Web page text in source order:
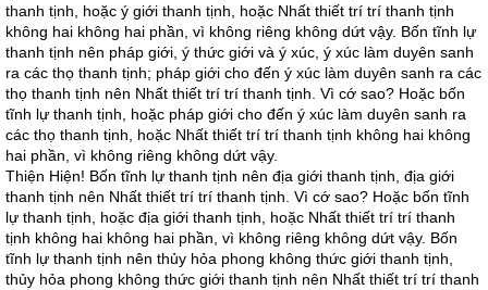
thanh tịnh, hoặc ý giới thanh tịnh, hoặc Nhất thiết trí trí thanh tịnh
không hai không hai phần, vì không riêng không dứt vậy. Bốn tĩnh lự
thanh tịnh nên pháp giới, ý thức giới và ý xúc, ý xúc làm duyên sanh
ra các thọ thanh tịnh; pháp giới cho đến ý xúc làm duyên sanh ra các
thọ thanh tịnh nên Nhất thiết trí trí thanh tịnh. Vì cớ sao? Hoặc bốn
tĩnh lự thanh tịnh, hoặc pháp giới cho đến ý xúc làm duyên sanh ra
các thọ thanh tịnh, hoặc Nhất thiết trí trí thanh tịnh không hai không
hai phần, vì không riêng không dứt vậy.
Thiện Hiện! Bốn tĩnh lự thanh tịnh nên địa giới thanh tịnh, địa giới
thanh tịnh nên Nhất thiết trí trí thanh tịnh. Vì cớ sao? Hoặc bốn tĩnh
lự thanh tịnh, hoặc địa giới thanh tịnh, hoặc Nhất thiết trí trí thanh
tịnh không hai không hai phần, vì không riêng không dứt vậy. Bốn
tĩnh lự thanh tịnh nên thủy hỏa phong không thức giới thanh tịnh,
thủy hỏa phong không thức giới thanh tịnh nên Nhất thiết trí trí thanh